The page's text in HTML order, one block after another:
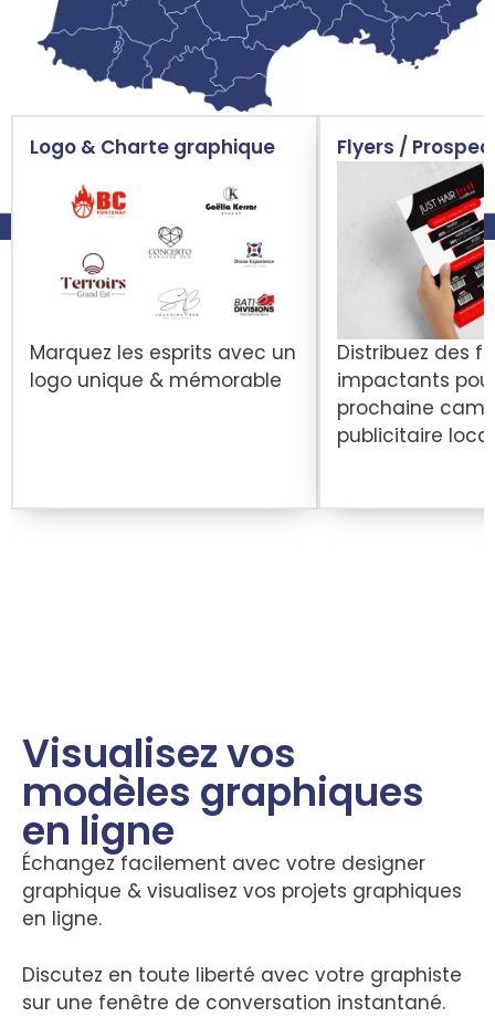
Logo & Charte graphique
Marquez les esprits avec un
logo unique & mémorable
Flyers /
Distribuez des
impactants
prochaine
publicitaire
Visualisez vos
modèles graphiques
en ligne
Échangez facilement avec votre designer
graphique & visualisez vos projets graphiques
en ligne.
Discutez en toute liberté avec votre graphiste
sur une fenêtre de conversation instantané.